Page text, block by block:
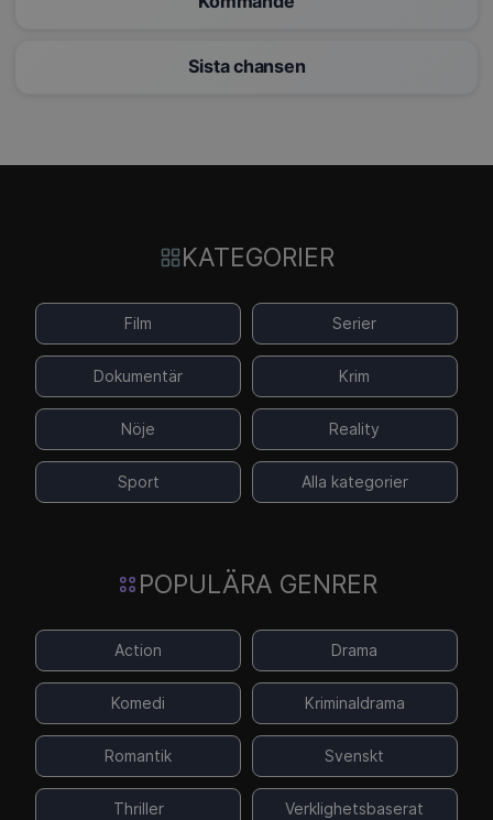
Sista chansen
KATEGORIER
Film Serier
Dokumentär Krim
Nöje Reality
Sport Alla kategorier
POPULÄRA GENRER
Action Drama
Komedi Kriminaldrama
Romantik Svenskt
Thriller Verklighetsbaserat